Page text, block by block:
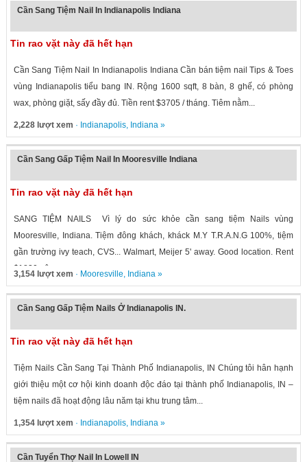
Cần Sang Tiệm Nail In Indianapolis Indiana
Tin rao vặt này đã hết hạn
Cần Sang Tiệm Nail In Indianapolis Indiana Cần bán tiệm nail Tips & Toes
vùng Indianapolis tiểu bang IN. Rộng 1600 sqft, 8 bàn, 8 ghế, có phòng
wax, phòng giặt, sấy đầy đủ. Tiền rent $3705 / tháng. Tiêm nằm...
2,228 lượt xem · Indianapolis, Indiana»
Cần Sang Gấp Tiệm Nail In Mooresville Indiana
Tin rao vặt này đã hết hạn
SANG TIỆM NAILS Vì lý do sức khỏe cần sang tiệm Nails vùng
Mooresville, Indiana. Tiệm đông khách, kháck M.Y T.R.A.N.G 100%, tiệm
gần trường ivy teach, CVS... Walmart, Meijer 5' away. Good location. Rent
$1830, rộng...
3,154 lượt xem · Mooresville, Indiana»
Cần Sang Gấp Tiệm Nails Ở Indianapolis IN.
Tin rao vặt này đã hết hạn
Tiệm Nails Cần Sang Tại Thành Phố Indianapolis, IN Chúng tôi hân hạnh
giới thiệu một cơ hội kinh doanh độc đáo tại thành phố Indianapolis, IN –
tiệm nails đã hoạt động lâu năm tại khu trung tâm...
1,354 lượt xem · Indianapolis, Indiana»
Cần Tuyển Thợ Nail In Lowell IN